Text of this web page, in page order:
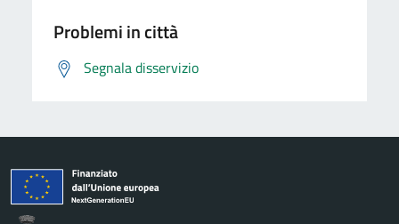
Problemi in città
Segnala disservizio